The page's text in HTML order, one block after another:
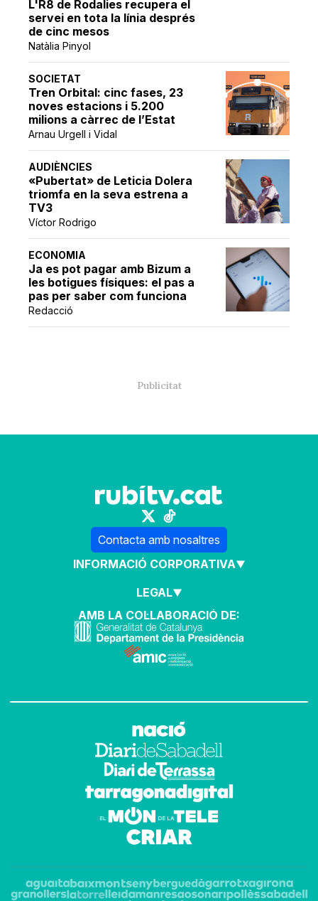
L'R8 de Rodalies recupera el
servei en tota la línia després
de cinc mesos
Natàlia Pinyol
SOCIETAT
Tren Orbital: cinc fases, 23
noves estacions i 5.200
milions a càrrec de l’Estat
Arnau Urgell i Vidal
AUDIÈNCIES
«Pubertat» de Leticia Dolera
triomfa en la seva estrena a
TV3
Víctor Rodrigo
ECONOMIA
Ja es pot pagar amb Bizum a
les botigues físiques: el pas a
pas per saber com funciona
Redacció
Contacta amb nosaltres
INFORMACIÓ CORPORATIVA
LEGAL
AMB LA COL·LABORACIÓ DE: